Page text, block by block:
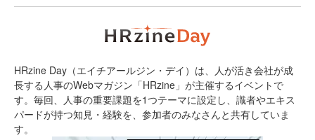
HRzine Day（エイチアールジン・デイ）は、人が活き会社が成
長する人事のWebマガジン「HRzine」が主催するイベントで
す。毎回、人事の重要課題を1つテーマに設定し、識者やエキス
パードが持つ知見・経験を、参加者のみなさんと共有していま
す。